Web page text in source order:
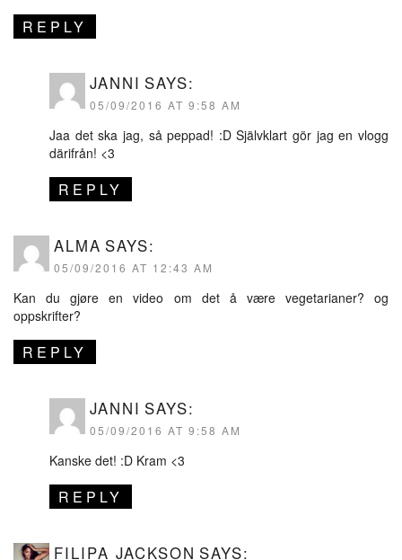
REPLY
JANNI SAYS:
05/09/2016 AT 9:58 AM
Jaa det ska jag, så peppad! :D Självklart gör jag en vlogg
därifrån! <3
REPLY
ALMA SAYS:
05/09/2016 AT 12:43 AM
Kan du gjøre en video om det å være vegetarianer? og
oppskrifter?
REPLY
JANNI SAYS:
05/09/2016 AT 9:58 AM
Kanske det! :D Kram <3
REPLY
FILIPA JACKSON SAYS: